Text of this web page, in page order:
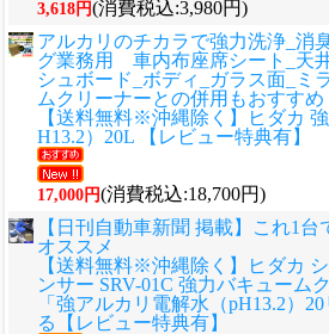
3,618円(消費税込:3,980円)
アルカリのチカラで強力洗浄_消
グ業務用 車内布座席シート_天
シュボード_ボディ_ガラス面_ミ
ムクリーナーとの併用もおすすめ
【送料無料※沖縄除く】ヒダカ
H13.2）20L 【レビュー特典有】
17,000円(消費税込:18,700円)
【日刊自動車新聞 掲載】これ1
オススメ
【送料無料※沖縄除く】ヒダカ
ンサー SRV-01C 強力バキューム
「強アルカリ電解水（pH13.2）
る【レビュー特典有】